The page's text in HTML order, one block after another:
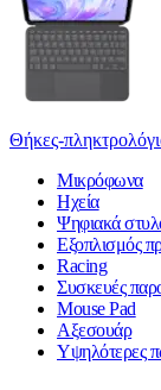
Θήκες-
Μικρόφωνα
Ηχεία
Ψηφιακά
Εξοπλισμός
Racing
Συσκευές
Mouse Pad
Αξεσουάρ
Υψηλότερες